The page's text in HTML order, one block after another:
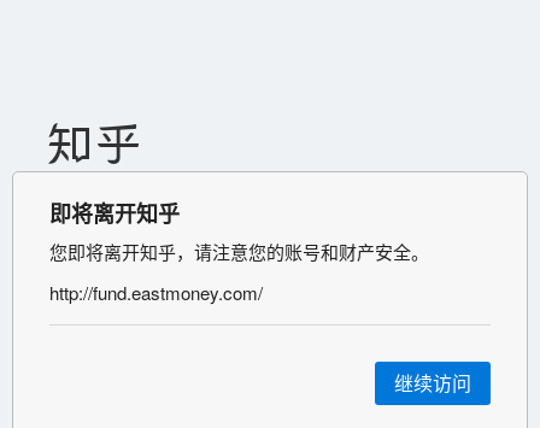
即将离开知乎
您即将离开知乎，请注意您的账号和财产安全。
http://fund.eastmoney.com/
继续访问